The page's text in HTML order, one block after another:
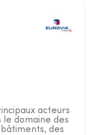
acteurs
le domaine des
des